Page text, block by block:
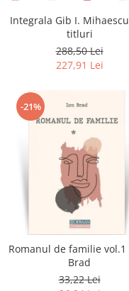
Integrala Gib I.
titluri
288,50 Lei
227,91 Lei
-21%
Romanul de familie vol.1
Brad
33,22 Lei